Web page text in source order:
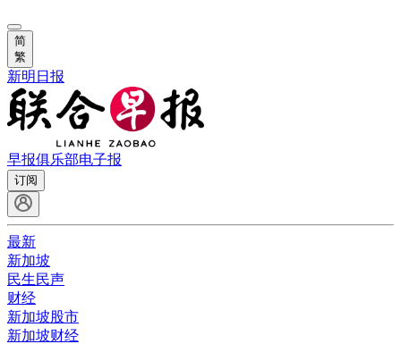
简
繁
新明日报
早报俱乐部电子报
订阅
最新
新加坡
民生民声
财经
新加坡股市
新加坡财经